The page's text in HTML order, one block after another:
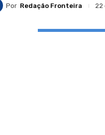
Por Redação Fronteira 22